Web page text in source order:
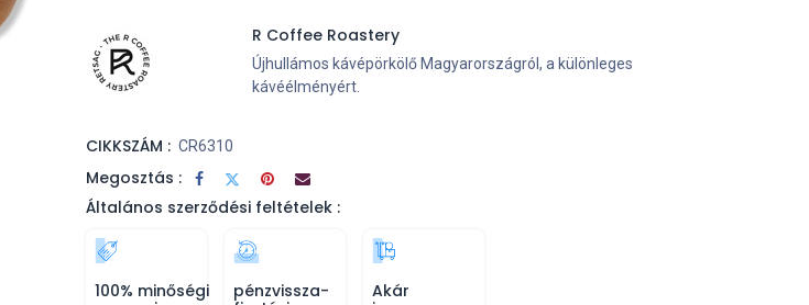
R Coffee Roastery
Újhullámos kávépörkölő Magyarországról, a különleges
kávéélményért.
CIKKSZÁM : CR6310
Megosztás :
Általános szerződési feltételek :
100% minőségi
pénzvissza-
Akár